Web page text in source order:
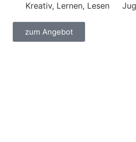
Kreativ, Lernen, Lesen
zum Angebot